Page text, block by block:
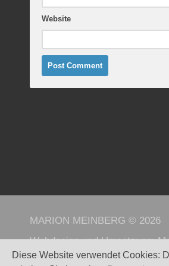
Website
MARION MEINBERG © 2026
Webdesign und Umsetzung:
Powered byWordPress. -
Diese Website verwendet Cookies: